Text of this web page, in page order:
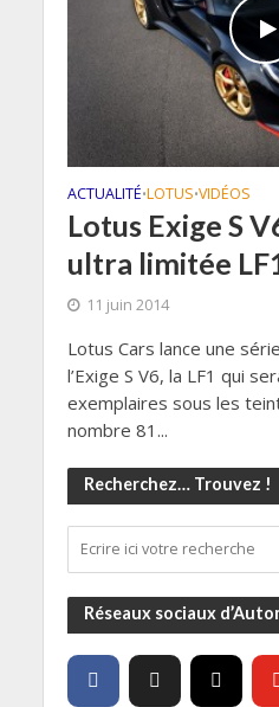
ACTUALITÉ•LOTUS•VIDÉOS
Lotus Exige S
ultra limitée
11 juin 2014
Lotus Cars lance une
l’Exige S V6, la LF1 qui
exemplaires sous les
nombre 81...
Recherchez… Trouvez !
Réseaux sociaux